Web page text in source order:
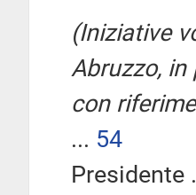
(Iniziative
Abruzzo,
con
... 54
Presidente